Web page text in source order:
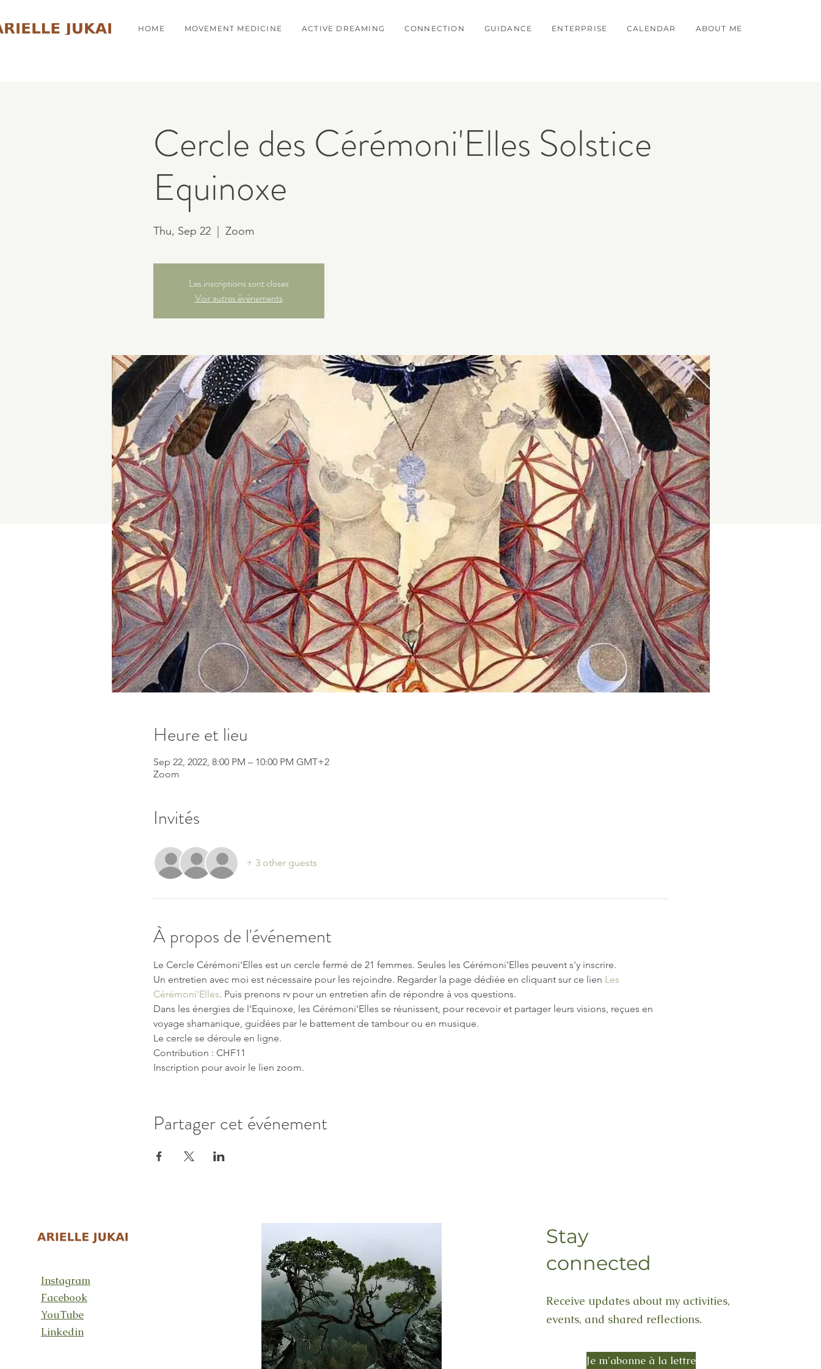
HOME MOVEMENT MEDICINE ACTIVE DREAMING CONNECTION GUIDANCE ENTERPRISE CALENDAR ABOUT ME
Cercle des Cérémoni'Elles Solstice
Equinoxe
Thu, Sep 22
  |
Zoom
Les inscriptions sont closes
Voir autres événements
Heure et lieu
Sep 22, 2022, 8:00 PM – 10:00 PM GMT+2
Zoom
Invités
+ 3 other guests
À propos de l'événement
Le Cercle Cérémoni'Elles est un cercle fermé de 21 femmes. Seules les Cérémoni'Elles peuvent s'y inscrire.
Un entretien avec moi est nécessaire pour les rejoindre. Regarder la page dédiée en cliquant sur ce lien Les
Cérémoni'Elles. Puis prenons rv pour un entretien afin de répondre à vos questions.
Dans les énergies de l'Equinoxe, les Cérémoni'Elles se réunissent, pour recevoir et partager leurs visions, reçues en
voyage shamanique, guidées par le battement de tambour ou en musique.
Le cercle se déroule en ligne.
Contribution : CHF11
Inscription pour avoir le lien zoom.
Partager cet événement
Instagram
Facebook
YouTube
Linkedin
Stay
connected
Receive updates about my activities,
events, and shared reflections.
Je m'abonne à la lettre